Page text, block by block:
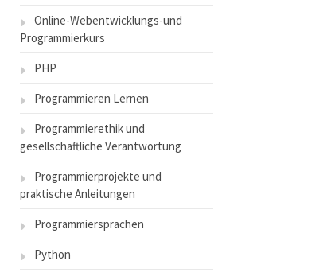
Online-Webentwicklungs-und
Programmierkurs
PHP
Programmieren Lernen
Programmierethik und
gesellschaftliche Verantwortung
Programmierprojekte und
praktische Anleitungen
Programmiersprachen
Python